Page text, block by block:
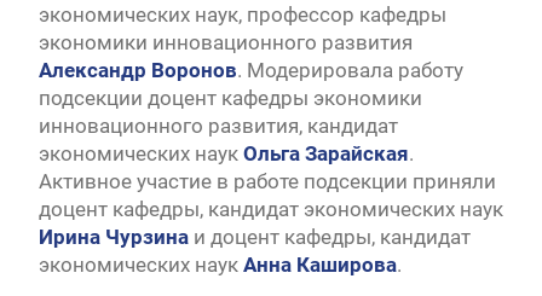
экономических наук, профессор кафедры
экономики инновационного развития
Александр Воронов. Модерировала работу
подсекции доцент кафедры экономики
инновационного развития, кандидат
экономических наук Ольга Зарайская.
Активное участие в работе подсекции приняли
доцент кафедры, кандидат экономических наук
Ирина Чурзинаи доцент кафедры, кандидат
экономических наук Анна Каширова.